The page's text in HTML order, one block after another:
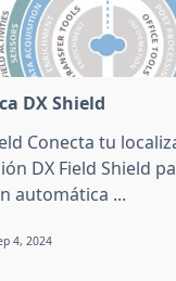
DX Shield
Conecta tu
DX Field Shield
automática ...
4, 2024